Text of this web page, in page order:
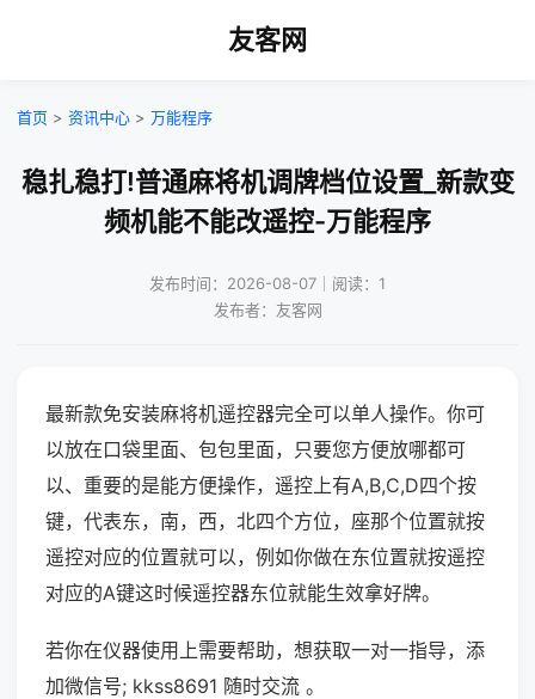
友客网
首页 > 资讯中心 > 万能程序
稳扎稳打!普通麻将机调牌档位设置_新款变
频机能不能改遥控-万能程序
发布时间：2026-08-07｜阅读：1
发布者：友客网
最新款免安装麻将机遥控器完全可以单人操作。你可
以放在口袋里面、包包里面，只要您方便放哪都可
以、重要的是能方便操作，遥控上有A,B,C,D四个按
键，代表东，南，西，北四个方位，座那个位置就按
遥控对应的位置就可以，例如你做在东位置就按遥控
对应的A键这时候遥控器东位就能生效拿好牌。
若你在仪器使用上需要帮助，想获取一对一指导，添
加微信号; kkss8691 随时交流 。